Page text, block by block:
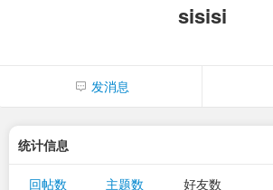
sisisi
发消息
统计信息
回帖数 主题数 好友数